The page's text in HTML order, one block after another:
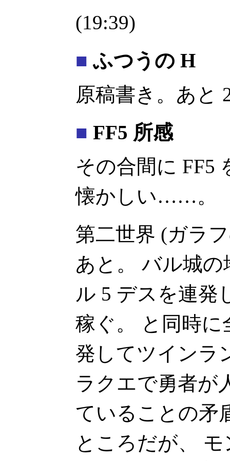
(19:39)
■ ふつうの H
原稿書き。あと
■ FF5 所感
その合間に FF5
懐かしい……。
第二世界 (ガラ
あと。 バル城
ル 5 デスを連発
稼ぐ。 と同時
発してツインラ
ラクエで勇者が
ていることの矛
ところだが、